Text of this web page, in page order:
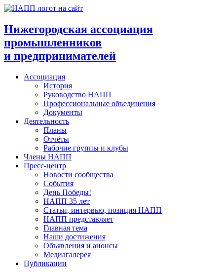
Перейти
содержимому
Нижегородская ассоциация
промышленников
и предпринимателей
Ассоциация
История
Руководство НАПП
Профессиональные объединения
Документы
Деятельность
Планы
Отчёты
Рабочие группы и клубы
Члены НАПП
Пресс-центр
Новости сообщества
События
День Победы!
НАПП 35 лет
Статьи, интервью, позиция НАПП
НАПП представляет
Главная тема
Наши достижения
Объявления и анонсы
Медиагалерея
Публикации